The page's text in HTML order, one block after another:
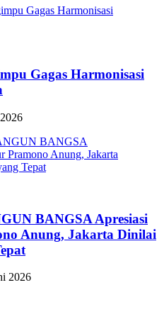
Gagas Harmonisasi
BANGSA Apresiasi
Anung, Jakarta Dinilai
2026